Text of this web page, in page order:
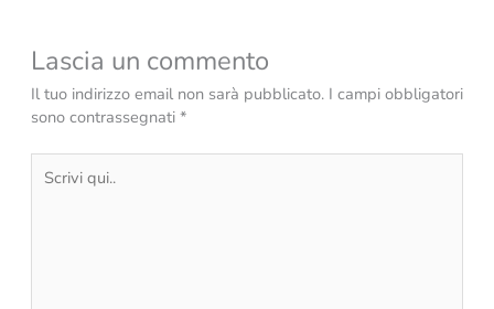
Lascia un commento
Il tuo indirizzo email non sarà pubblicato. I campi obbligatori
sono contrassegnati *
qui..